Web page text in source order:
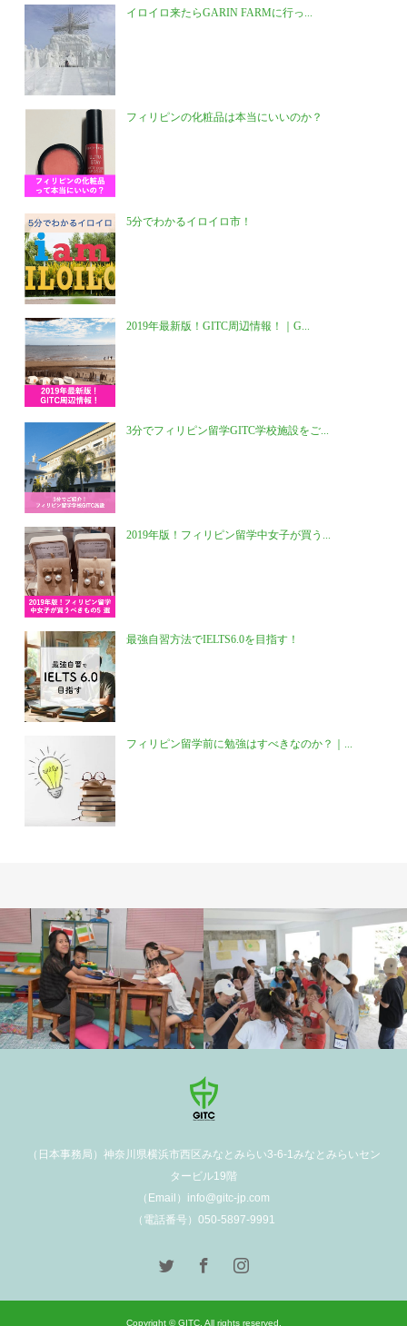
イロイロ来たらGARIN FARMに行っ...
フィリピンの化粧品は本当にいいのか？
5分でわかるイロイロ市！
2019年最新版！GITC周辺情報！｜G...
3分でフィリピン留学GITC学校施設をご...
2019年版！フィリピン留学中女子が買う...
最強自習方法でIELTS6.0を目指す！
フィリピン留学前に勉強はすべきなのか？｜...
（日本事務局）神奈川県横浜市西区みなとみらい3-6-1みなとみらいセン
タービル19階
（Email）info@gitc-jp.com
（電話番号）050-5897-9991
Copyright © GITC. All rights reserved.